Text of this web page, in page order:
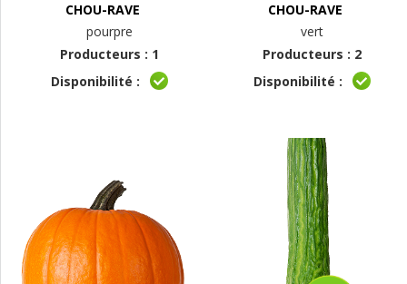
CHOU-RAVE
pourpre
Producteurs : 1
Disponibilité :
CHOU-RAVE
vert
Producteurs : 2
Disponibilité :